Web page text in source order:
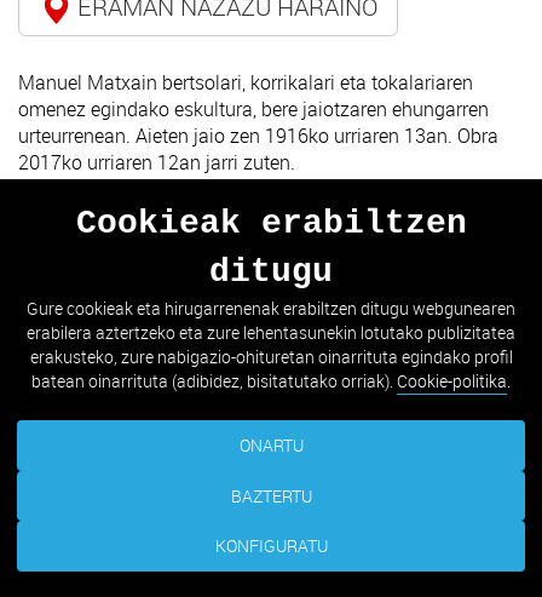
Manuel Matxain bertsolari, korrikalari eta tokalariaren
omenez egindako eskultura, bere jaiotzaren ehungarren
urteurrenean. Aieten jaio zen 1916ko urriaren 13an. Obra
2017ko urriaren 12an jarri zuten.
ZERRENDARA JOAN
Cookieak erabiltzen
ditugu
Gure cookieak eta hirugarrenenak erabiltzen ditugu webgunearen
erabilera aztertzeko eta zure lehentasunekin lotutako publizitatea
erakusteko, zure nabigazio-ohituretan oinarrituta egindako profil
batean oinarrituta (adibidez, bisitatutako orriak). Cookie-politika.
KONFIGURATU
BAZTERTU
ONARTU